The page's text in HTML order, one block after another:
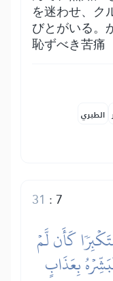
を迷わせ、ク
びとがいる。
恥ずべき苦痛
الطبري
7
:
31
كَأَن لَّمۡ
بِعَذَابٍ